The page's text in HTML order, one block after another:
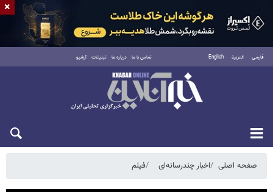
فارسی العربية English تماس با ما درباره ما تبلیغات آرشیو
یکشنبه ۱۸ مرداد ۱۴۰۵
صفحه اصلی اخبار چندرسانه‌ای فیلم
×